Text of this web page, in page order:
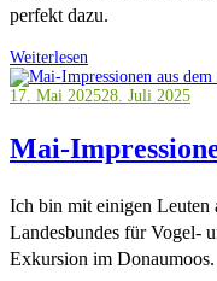
perfekt dazu.
Weiterlesen
17. Mai 202528. Juli 2025
Mai-
Ich bin mit einigen Leuten
Landesbundes für Vogel-
Exkursion im Donaumoos.